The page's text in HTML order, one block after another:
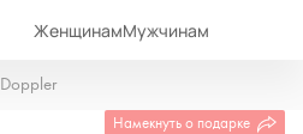
ЖенщинамМужчинам
Doppler
Намекнуть о подарке